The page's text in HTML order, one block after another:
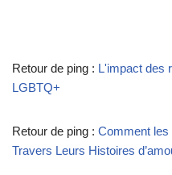
Retour de ping : L'impact des
LGBTQ+
Retour de ping : Comment les
Travers Leurs Histoires